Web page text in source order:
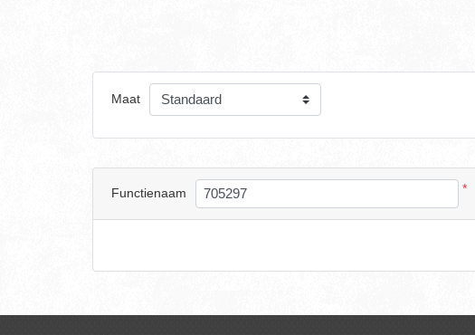
Maat
Functienaam *